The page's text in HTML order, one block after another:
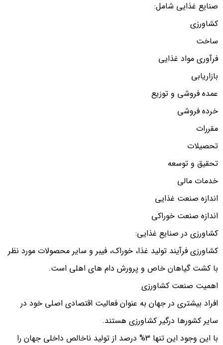
صنایع غذایی شامل:
کشاورزی
ساخت
فرآوری مواد غذایی
بازاریابی
عمده فروشی و توزیع
خرده فروشی
مقررات
تحصیلات
تحقیق و توسعه
خدمات مالی
اندازه صنعت غذایی
اندازه صنعت خوراکی
کشاورزی در صنایع غذایی:
کشاورزی فرآیند تولید غذا، خوراک، فیبر و سایر محصولات مورد نظر
با کشت گیاهان خاص و پرورش دام های اهلی است.
اهمیت صنعت کشاورزی
افراد بیشتری در جهان به عنوان فعالیت اقتصادی اصلی خود در
سایر کشورها درگیر کشاورزی هستند.
با این وجود این تنها 3% درصد از تولید ناخالص داخلی جهان را